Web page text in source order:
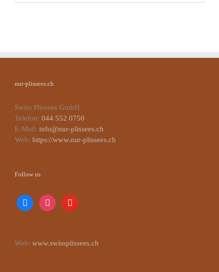
nur-plissees.ch
Swiss Plissees GmbH
Telefon: 044 552 0750
E-Mail: info@nur-plissees.ch
Web: https://www.nur-plissees.ch
Follow us
facebookinstagramyoutube
Web: www.swissplissees.ch